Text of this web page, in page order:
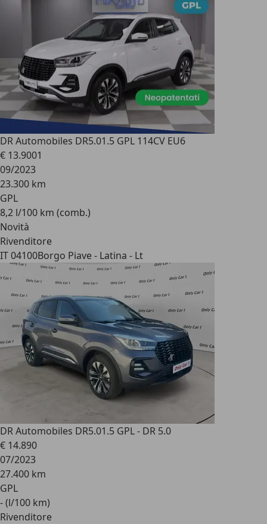
DR Automobiles DR5.01.5 GPL 114CV EU6
€ 13.9001
09/2023
23.300 km
GPL
8,2 l/100 km (comb.)
Novità
Rivenditore
IT 04100Borgo Piave - Latina - Lt
DR Automobiles DR5.01.5 GPL - DR 5.0
€ 14.890
07/2023
27.400 km
GPL
- (l/100 km)
Rivenditore